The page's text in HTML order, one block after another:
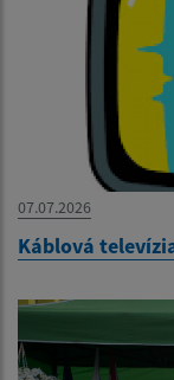
07.07.2026
Káblová